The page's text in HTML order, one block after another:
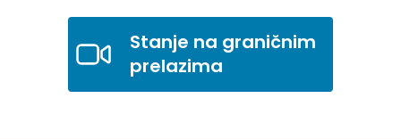
Stanje na graničnim
prelazima